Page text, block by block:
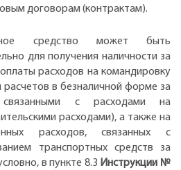
договорам (контрактам).
средство может быть
для получения наличности за
расходов на командировку
в безналичной форме за
с расходами на
расходами), а также на
расходов, связанных с
транспортных средств за
в пункте 8.3 Инструкции №